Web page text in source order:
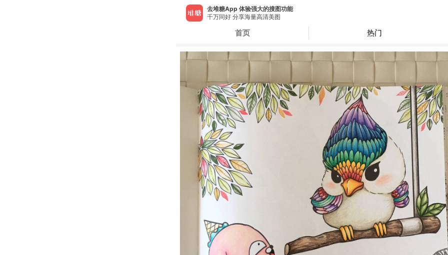
去堆糖App 体验强大的搜图功能
千万同好 分享海量高清美图
首页 热门